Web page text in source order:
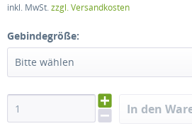
inkl. MwSt.zzgl. Versandkosten
Gebindegröße:
Bitte wählen
In den